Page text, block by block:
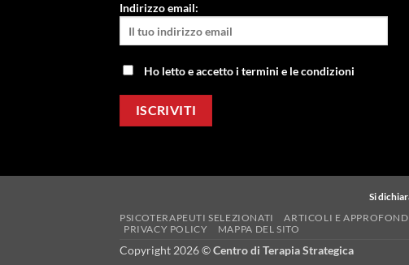
Indirizzo email:
Ho letto e accetto i termini e le condizioni
Si
PSICOTERAPEUTI SELEZIONATI ARTICOLI E
PRIVACY POLICY
MAPPA DEL SITO
Copyright 2026 ©Centro di Terapia Strategica